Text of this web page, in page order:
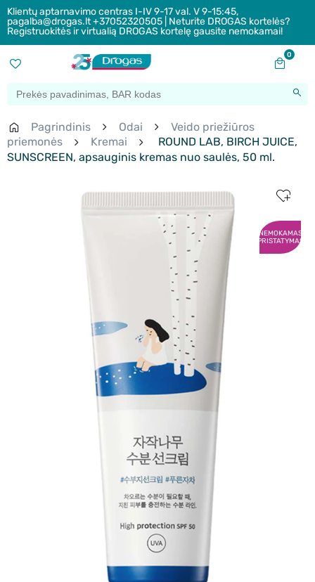
Klientų aptarnavimo centras I-IV 9-17 val. V 9-15:45,
pagalba@drogas.lt +37052320505 | Neturite DROGAS kortelės?
Registruokitės ir virtualią DROGAS kortelę gausite nemokamai!
0
Pagrindinis Odai
Veido priežiūros
priemonės
Kremai
ROUND LAB, BIRCH JUICE,
SUNSCREEN, apsauginis kremas nuo saulės, 50 ml.
NEMOKAMAS
PRISTATYMAS